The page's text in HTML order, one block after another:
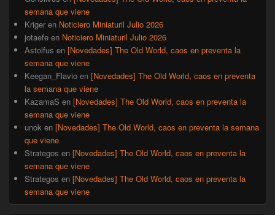
semana que viene
Kriger en Noticiero Miniaturil Julio 2026
jotaefe en Noticiero Miniaturil Julio 2026
Astolfus en [Novedades] The Old World, caos en preventa la
semana que viene
Keegan_Flavio en [Novedades] The Old World, caos en preventa
la semana que viene
KazamaS en [Novedades] The Old World, caos en preventa la
semana que viene
unok en [Novedades] The Old World, caos en preventa la semana
que viene
Strategos en [Novedades] The Old World, caos en preventa la
semana que viene
Strategos en [Novedades] The Old World, caos en preventa la
semana que viene